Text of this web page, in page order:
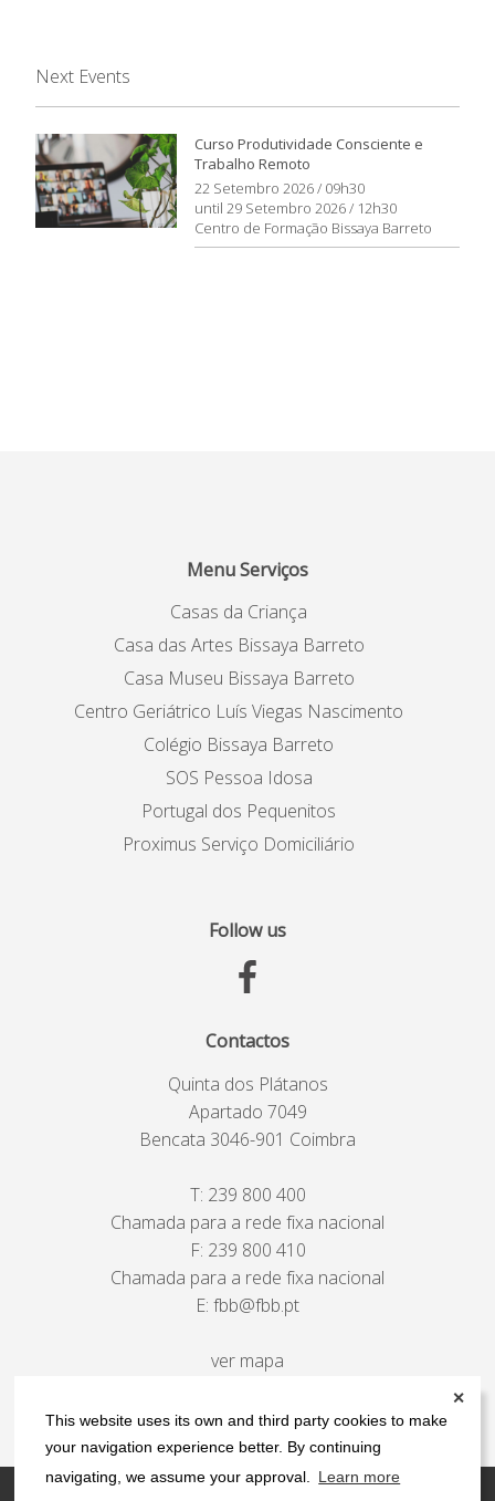
This website uses its own and third party cookies to make
your navigation experience better. By continuing
navigating, we assume your approval.
Learn more
✕
Next Events
Curso Produtividade Consciente e
Trabalho Remoto
22 Setembro 2026 / 09h30
until 29 Setembro 2026 / 12h30
Centro de Formação Bissaya Barreto
Menu Serviços
Casas da Criança
Casa das Artes Bissaya Barreto
Casa Museu Bissaya Barreto
Centro Geriátrico Luís Viegas Nascimento
Colégio Bissaya Barreto
SOS Pessoa Idosa
Portugal dos Pequenitos
Proximus Serviço Domiciliário
Follow us
Contactos
Quinta dos Plátanos
Apartado 7049
Bencata 3046-901 Coimbra
T: 239 800 400
Chamada para a rede fixa nacional
F: 239 800 410
Chamada para a rede fixa nacional
E: fbb@fbb.pt
ver mapa